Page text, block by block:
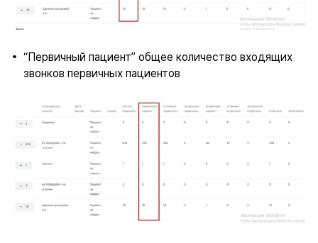
“Первичный пациент” общее количество входящих
звонков первичных пациентов